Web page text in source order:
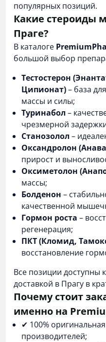
популярных позиций.
Какие стероиды
Праге?
В каталоге
большой выбор
Тестостерон
Ципионат)– база
массы и силы;
Туринабол –
чрезмерной
Станозолол –
Оксандролон
прирост и
Оксиметолон
массы;
Болденон –
качественной
Гормон роста –
регенерация;
ПКТ (Кломид,
восстановление
Все позиции доступны
доставкой в Прагу в
Почему стоит
именно на
✔ 100%
производителей;